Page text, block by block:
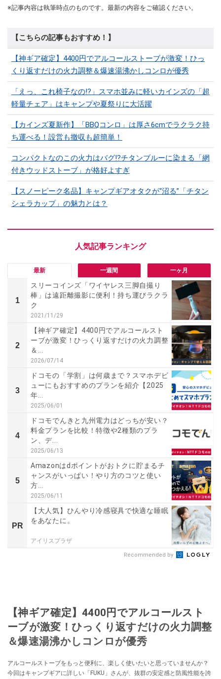
※記事内容は執筆時点のものです。最新の内容をご確認ください。
【こちらの記事もおすすめ！】
【神ギア確定】4400円でアルコールストーブが激変！ひっ
くり返すだけの火力調整＆爆速湯沸かしコンロが優秀
「えっ、これ椅子なの!?」スマホ並みに軽いカインズの「超
軽量チェア」はキャンプや夏祭りに大活躍
【カインズ夏新作】「BBQコンロ」は厚さ6cmでラクラク持
ち運べる！設営も撤収も超簡単！
コンパクトなのこの火力はバグ⁉チタンブルーに染まる「網
付きウッドストーブ」が格好よすぎ
【スノーピーク名品】キャンプギアオタクが“沼る”「チタン
シェラカップ」の魅力とは？
最新 一週間 一ヶ月
1
スリーコインズ「ワイヤレス三脚自撮り
棒」は遠距離撮影に便利！持ち運びラクラ
ク
2021/11/29
2
【神ギア確定】4400円でアルコールスト
ーブが激変！ひっくり返すだけの火力調整
＆...
2026/07/14
3
ドコモの「学割」は何歳まで？スマホデビ
ューにもおすすめのプランを紹介【2025
年...
2025/06/01
4
ドコモでんきと九州電力はどっちが安い？
料金プランを比較！特徴や2種類のプラ
ン、デ...
2025/06/13
5
Amazonはdポイントがおトクに貯まるチ
ャンスがいっぱい！やり方のコツと使い
方...
2025/06/11
PR
【大人気】ひんやり冷感寝具で快適な睡眠
をあなたに。
アイリスプラザ
Recommended by
【神ギア確定】4400円でアルコールスト
ーブが激変！ひっくり返すだけの火力調整
＆爆速湯沸かしコンロが優秀
アルコールストーブをもっと便利に、楽しく使いたいと思っていませんか？
今回はキャンプギアに詳しい「FUKU」さんが、抜群の安定感と防風性能を誇